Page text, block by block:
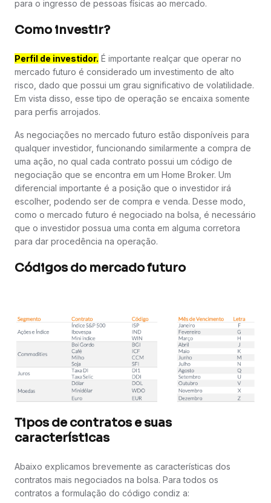
para o ingresso de pessoas físicas ao mercado.
Como investir?
Perfil de investidor. É importante realçar que operar no
mercado futuro é considerado um investimento de alto
risco, dado que possui um grau significativo de volatilidade.
Em vista disso, esse tipo de operação se encaixa somente
para perfis arrojados.
As negociações no mercado futuro estão disponíveis para
qualquer investidor, funcionando similarmente a compra de
uma ação, no qual cada contrato possui um código de
negociação que se encontra em um Home Broker. Um
diferencial importante é a posição que o investidor irá
escolher, podendo ser de compra e venda. Desse modo,
como o mercado futuro é negociado na bolsa, é necessário
que o investidor possua uma conta em alguma corretora
para dar procedência na operação.
Códigos do mercado futuro
Tipos de contratos e suas
características
Abaixo explicamos brevemente as características dos
contratos mais negociados na bolsa. Para todos os
contratos a formulação do código condiz a: